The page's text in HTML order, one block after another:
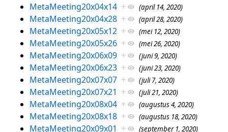
MetaMeeting20x04x14 + (april 14, 2020)
MetaMeeting20x04x28 + (april 28, 2020)
MetaMeeting20x05x12 + (mei 12, 2020)
MetaMeeting20x05x26 + (mei 26, 2020)
MetaMeeting20x06x09 + (juni 9, 2020)
MetaMeeting20x06x23 + (juni 23, 2020)
MetaMeeting20x07x07 + (juli 7, 2020)
MetaMeeting20x07x21 + (juli 21, 2020)
MetaMeeting20x08x04 + (augustus 4, 2020)
MetaMeeting20x08x18 + (augustus 18, 2020)
MetaMeeting20x09x01 + (september 1, 2020)